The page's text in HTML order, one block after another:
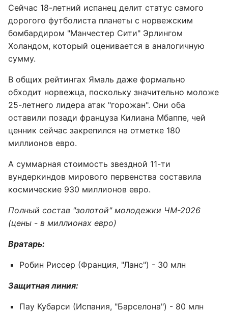
Сейчас 18-летний испанец делит статус самого
дорогого футболиста планеты с норвежским
бомбардиром "Манчестер Сити" Эрлингом
Холандом, который оценивается в аналогичную
сумму.
В общих рейтингах Ямаль даже формально
обходит норвежца, поскольку значительно моложе
25-летнего лидера атак "горожан". Они оба
оставили позади француза Килиана Мбаппе, чей
ценник сейчас закрепился на отметке 180
миллионов евро.
А суммарная стоимость звездной 11-ти
вундеркиндов мирового первенства составила
космические 930 миллионов евро.
Полный состав "золотой" молодежки ЧМ-2026
(цены - в миллионах евро)
Вратарь:
Робин Риссер (Франция, "Ланс") - 30 млн
Защитная линия:
Пау Кубарси (Испания, "Барселона") - 80 млн